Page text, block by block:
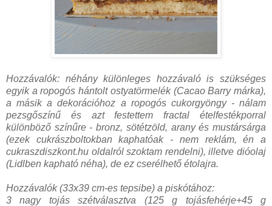
Hozzávalók: néhány különleges hozzávaló is szükséges
egyik a ropogós hántolt ostyatörmelék (Cacao Barry márka),
a másik a dekorációhoz a ropogós cukorgyöngy - nálam
pezsgőszínű és azt festettem fractal ételfestékporral
különböző színűre - bronz, sötétzöld, arany és mustársárga
(ezek cukrászboltokban kaphatóak - nem reklám, én a
cukraszdiszkont.hu oldalról szoktam rendelni), illetve dióolaj
(Lidlben kapható néha), de ez cserélhető étolajra.
Hozzávalók (33x39 cm-es tepsibe) a piskótához:
3 nagy tojás szétválasztva (125 g tojásfehérje+45 g